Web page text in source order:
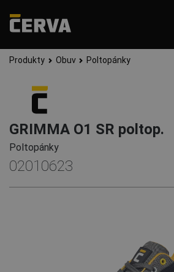
Produkty Obuv Poltopánky
GRIMMA O1 SR poltop.
Poltopánky
02010623